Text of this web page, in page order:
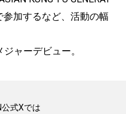
加するなど、活動の幅
ャーデビュー。
公式Xでは